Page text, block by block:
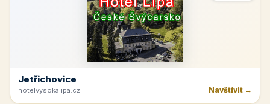
Jetřichovice
hotelvysokalipa.cz Navštívit →